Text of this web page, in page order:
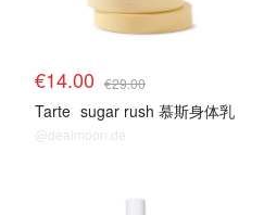
€14.00 €29.00
Tarte sugar rush 慕斯身体乳
@dealmoon.de